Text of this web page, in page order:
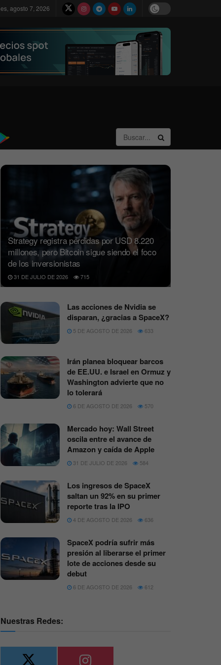
agosto 7, 2026
Strategy registra pérdidas por USD 8.220
millones, pero Bitcoin sigue siendo el foco
de los inversionistas
31 DE JULIO DE 2026 715
Las acciones de Nvidia se
disparan, ¿gracias a SpaceX?
5 DE AGOSTO DE 2026 633
Irán planea bloquear barcos
de EE.UU. e Israel en Ormuz y
Washington advierte que no
lo tolerará
6 DE AGOSTO DE 2026 570
Mercado hoy: Wall Street
oscila entre el avance de
Amazon y caída de Apple
31 DE JULIO DE 2026 584
Los ingresos de SpaceX
saltan un 92% en su primer
reporte tras la IPO
4 DE AGOSTO DE 2026 636
SpaceX podría sufrir más
presión al liberarse el primer
lote de acciones desde su
debut
6 DE AGOSTO DE 2026 612
Nuestras Redes: